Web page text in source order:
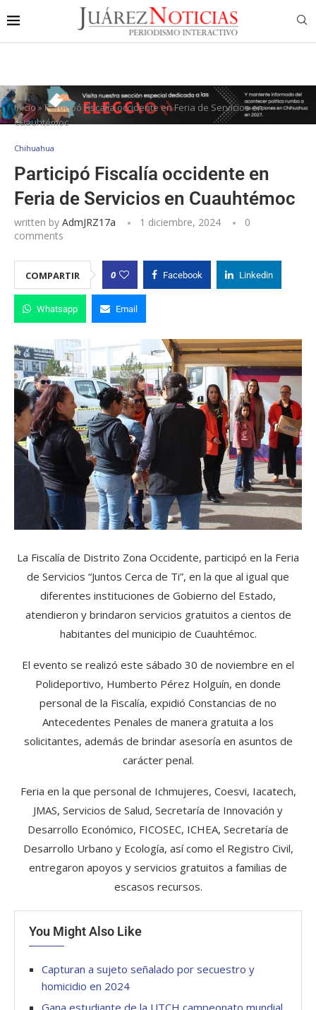
Inicio»Participó Fiscalía occidente en Feria de Servicios en
Cuauhtémoc
Chihuahua
Participó Fiscalía occidente en
Feria de Servicios en Cuauhtémoc
written by AdmJRZ17a 1 diciembre, 2024
0
comments
COMPARTIR 0 Facebook Linkedin
Whatsapp Email
La Fiscalía de Distrito Zona Occidente, participó en la Feria
de Servicios “Juntos Cerca de Ti”, en la que al igual que
diferentes instituciones de Gobierno del Estado,
atendieron y brindaron servicios gratuitos a cientos de
habitantes del municipio de Cuauhtémoc.
El evento se realizó este sábado 30 de noviembre en el
Polideportivo, Humberto Pérez Holguín, en donde
personal de la Fiscalía, expidió Constancias de no
Antecedentes Penales de manera gratuita a los
solicitantes, además de brindar asesoría en asuntos de
carácter penal.
Feria en la que personal de Ichmujeres, Coesvi, Iacatech,
JMAS, Servicios de Salud, Secretaría de Innovación y
Desarrollo Económico, FICOSEC, ICHEA, Secretaría de
Desarrollo Urbano y Ecología, así como el Registro Civil,
entregaron apoyos y servicios gratuitos a familias de
escasos recursos.
You Might Also Like
Capturan a sujeto señalado por secuestro y
homicidio en 2024